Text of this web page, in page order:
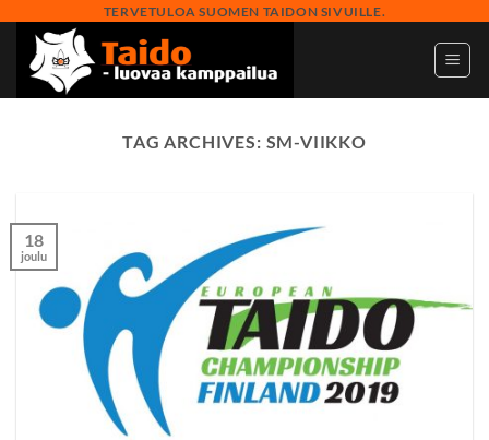
content
TERVETULOA SUOMEN TAIDON SIVUILLE.
TAG ARCHIVES: SM-VIIKKO
18
joulu